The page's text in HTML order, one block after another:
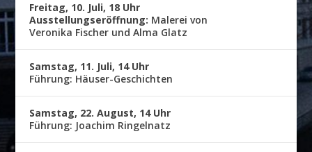
Freitag, 10. Juli, 18 Uhr
Ausstellungseröffnung: Malerei von
Veronika Fischer und Alma Glatz
Samstag, 11. Juli, 14 Uhr
Führung: Häuser-Geschichten
Samstag, 22. August, 14 Uhr
Führung: Joachim Ringelnatz